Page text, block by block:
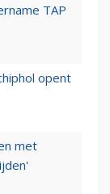
TAP
opent
met